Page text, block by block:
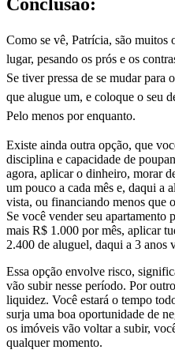
Como se vê, Patrícia, são muitos
lugar, pesando os prós e os
Se tiver pressa de se mudar para
que alugue um, e coloque o seu
Pelo menos por enquanto.
Existe ainda outra opção, que
disciplina e capacidade de
agora, aplicar o dinheiro, morar
um pouco a cada mês e, daqui a
vista, ou financiando menos que
Se você vender seu
mais R$ 1.000 por mês, aplicar
2.400 de aluguel, daqui a 3 anos
Essa opção envolve risco,
vão subir nesse período. Por
liquidez. Você estará o tempo
surja uma boa oportunidade de
os imóveis vão voltar a subir,
qualquer momento.